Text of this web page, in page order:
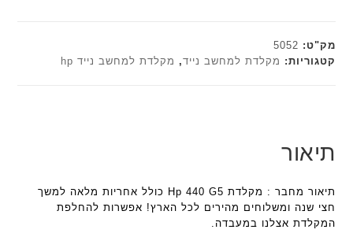
מק"ט: 5052
קטגוריות: מקלדת למחשב נייד, מקלדת למחשב נייד hp
תיאור
תיאור מחבר : מקלדת Hp 440 G5 כולל אחריות מלאה למשך
חצי שנה ומשלוחים מהירים לכל הארץ! אפשרות להחלפת
המקלדת אצלנו במעבדה.